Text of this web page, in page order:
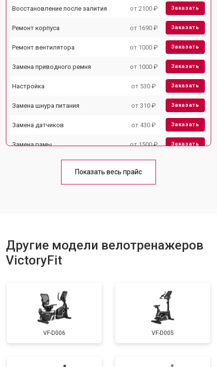
Восстановление после залития от 2100 ₽ Заказать
Ремонт корпуса от 1690 ₽ Заказать
Ремонт вентилятора от 1000 ₽ Заказать
Замена приводного ремня от 1000 ₽ Заказать
Настройка от 530 ₽ Заказать
Замена шнура питания от 310 ₽ Заказать
Замена датчиков от 430 ₽ Заказать
Замена рамы от 1500 ₽ Заказать
Замена дисплея (экрана) от 1000 ₽
Показать весь прайс
Другие модели велотренажеров
VictoryFit
VF-D006 VF-D005